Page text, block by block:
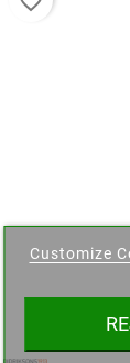
Wishlist name
Customize